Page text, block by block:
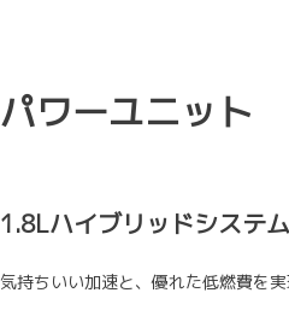
パワーユニット
1.8Lハイブリッドシステム
気持ちいい加速と、優れた低燃費を実